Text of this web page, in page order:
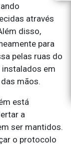
através
disso,
para
pelas ruas do
em
mãos.
está
a
ser mantidos.
o protocolo